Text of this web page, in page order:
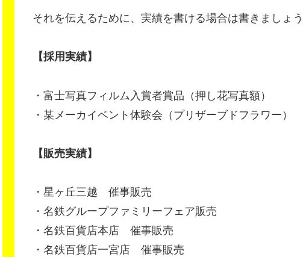
それを伝えるために、実績を書ける場合は書きましょう
【採用実績】
・富士写真フィルム入賞者賞品（押し花写真額）
・某メーカイベント体験会（プリザーブドフラワー）
【販売実績】
・星ヶ丘三越 催事販売
・名鉄グループファミリーフェア販売
・名鉄百貨店本店 催事販売
・名鉄百貨店一宮店 催事販売